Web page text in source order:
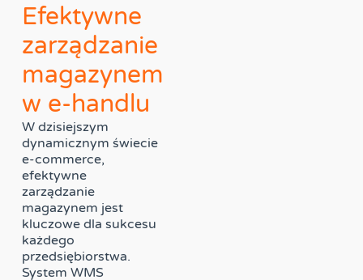
Efektywne
zarządzanie
magazynem
w e-handlu
W dzisiejszym
dynamicznym świecie
e-commerce,
efektywne
zarządzanie
magazynem jest
kluczowe dla sukcesu
każdego
przedsiębiorstwa.
System WMS